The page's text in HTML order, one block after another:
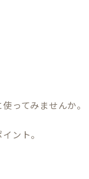
ってみませんか。
ント。